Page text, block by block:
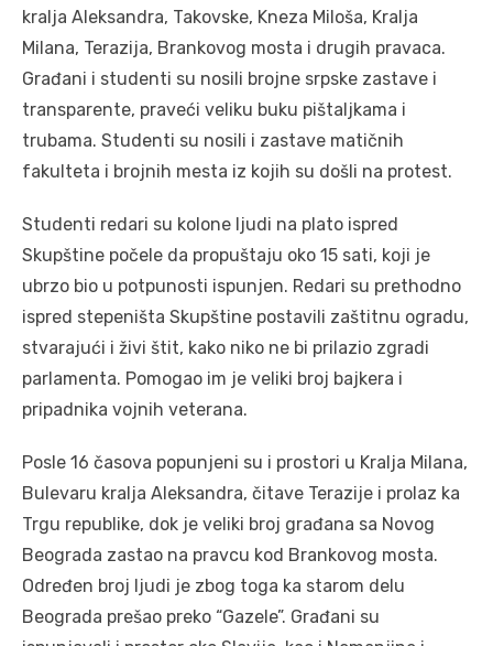
kralja Aleksandra, Takovske, Kneza Miloša, Kralja
Milana, Terazija, Brankovog mosta i drugih pravaca.
Građani i studenti su nosili brojne srpske zastave i
transparente, praveći veliku buku pištaljkama i
trubama. Studenti su nosili i zastave matičnih
fakulteta i brojnih mesta iz kojih su došli na protest.
Studenti redari su kolone ljudi na plato ispred
Skupštine počele da propuštaju oko 15 sati, koji je
ubrzo bio u potpunosti ispunjen. Redari su prethodno
ispred stepeništa Skupštine postavili zaštitnu ogradu,
stvarajući i živi štit, kako niko ne bi prilazio zgradi
parlamenta. Pomogao im je veliki broj bajkera i
pripadnika vojnih veterana.
Posle 16 časova popunjeni su i prostori u Kralja Milana,
Bulevaru kralja Aleksandra, čitave Terazije i prolaz ka
Trgu republike, dok je veliki broj građana sa Novog
Beograda zastao na pravcu kod Brankovog mosta.
Određen broj ljudi je zbog toga ka starom delu
Beograda prešao preko “Gazele”. Građani su